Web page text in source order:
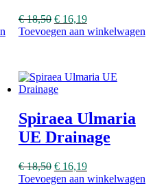
€18,50 €16,19
Toevoegen aan winkelwagen
Spiraea Ulmaria
UE Drainage
€18,50 €16,19
Toevoegen aan winkelwagen